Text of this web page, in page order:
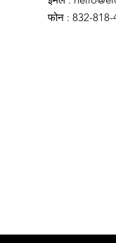
फोन : 832-818-